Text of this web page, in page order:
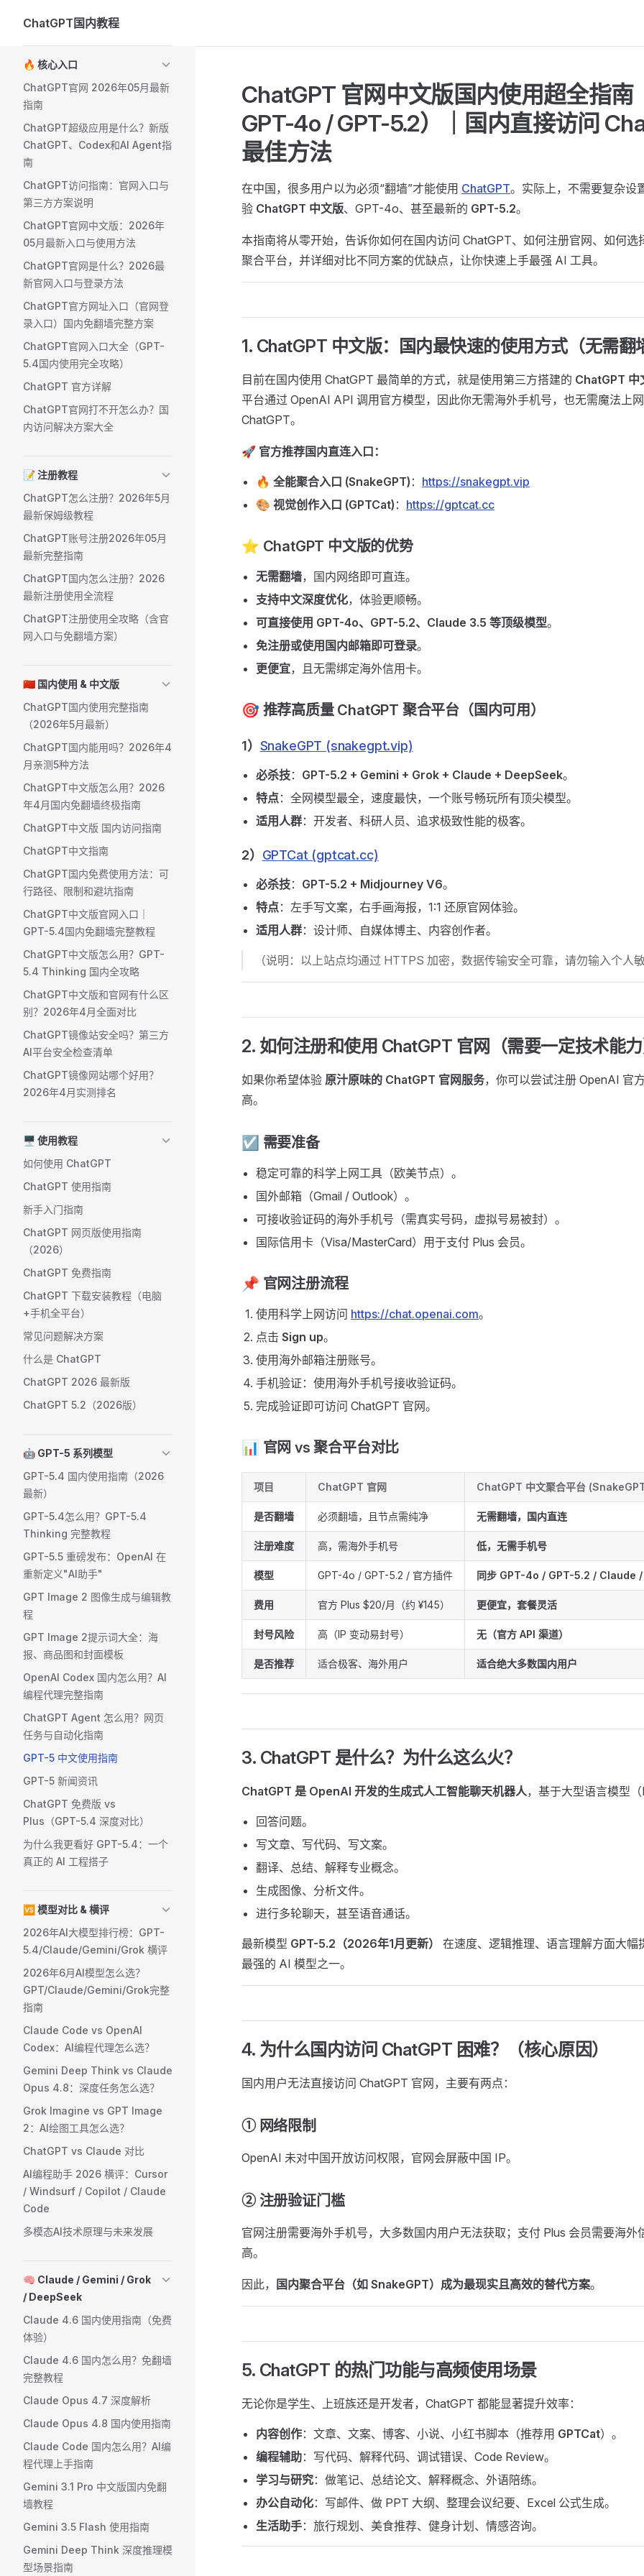
Skip to content
ChatGPT国内教程
🔥 核心入口
ChatGPT官网 2026年05月最新
指南
ChatGPT超级应用是什么？新版
ChatGPT、Codex和AI Agent指
南
ChatGPT访问指南：官网入口与
第三方方案说明
ChatGPT官网中文版：2026年
05月最新入口与使用方法
ChatGPT官网是什么？2026最
新官网入口与登录方法
ChatGPT官方网址入口（官网登
录入口）国内免翻墙完整方案
ChatGPT官网入口大全（GPT-
5.4国内使用完全攻略）
ChatGPT 官方详解
ChatGPT官网打不开怎么办？国
内访问解决方案大全
📝 注册教程
ChatGPT怎么注册？2026年5月
最新保姆级教程
ChatGPT账号注册2026年05月
最新完整指南
ChatGPT国内怎么注册？2026
最新注册使用全流程
ChatGPT注册使用全攻略（含官
网入口与免翻墙方案）
🇨🇳 国内使用 & 中文版
ChatGPT国内使用完整指南
（2026年5月最新）
ChatGPT国内能用吗？2026年4
月亲测5种方法
ChatGPT中文版怎么用？2026
年4月国内免翻墙终极指南
ChatGPT中文版 国内访问指南
ChatGPT中文指南
ChatGPT国内免费使用方法：可
行路径、限制和避坑指南
ChatGPT中文版官网入口｜
GPT-5.4国内免翻墙完整教程
ChatGPT中文版怎么用？GPT-
5.4 Thinking 国内全攻略
ChatGPT中文版和官网有什么区
别？2026年4月全面对比
ChatGPT镜像站安全吗？第三方
AI平台安全检查清单
ChatGPT镜像网站哪个好用？
2026年4月实测排名
🖥️ 使用教程
如何使用 ChatGPT
ChatGPT 使用指南
新手入门指南
ChatGPT 网页版使用指南
（2026）
ChatGPT 免费指南
ChatGPT 下载安装教程（电脑
+手机全平台）
常见问题解决方案
什么是 ChatGPT
ChatGPT 2026 最新版
ChatGPT 5.2（2026版）
🤖 GPT-5 系列模型
GPT-5.4 国内使用指南（2026
最新）
GPT-5.4怎么用？GPT-5.4
Thinking 完整教程
GPT-5.5 重磅发布：OpenAI 在
重新定义"AI助手"
GPT Image 2 图像生成与编辑教
程
GPT Image 2提示词大全：海
报、商品图和封面模板
OpenAI Codex 国内怎么用？AI
编程代理完整指南
ChatGPT Agent 怎么用？网页
任务与自动化指南
GPT-5 中文使用指南
GPT-5 新闻资讯
ChatGPT 免费版 vs
Plus（GPT-5.4 深度对比）
为什么我更看好 GPT-5.4：一个
真正的 AI 工程搭子
🆚 模型对比 & 横评
2026年AI大模型排行榜：GPT-
5.4/Claude/Gemini/Grok 横评
2026年6月AI模型怎么选？
GPT/Claude/Gemini/Grok完整
指南
Claude Code vs OpenAI
Codex：AI编程代理怎么选？
Gemini Deep Think vs Claude
Opus 4.8：深度任务怎么选？
Grok Imagine vs GPT Image
2：AI绘图工具怎么选？
ChatGPT vs Claude 对比
AI编程助手 2026 横评：Cursor
/ Windsurf / Copilot / Claude
Code
多模态AI技术原理与未来发展
🧠 Claude / Gemini / Grok
/ DeepSeek
Claude 4.6 国内使用指南（免费
体验）
Claude 4.6 国内怎么用？免翻墙
完整教程
Claude Opus 4.7 深度解析
Claude Opus 4.8 国内使用指南
Claude Code 国内怎么用？AI编
程代理上手指南
Gemini 3.1 Pro 中文版国内免翻
墙教程
Gemini 3.5 Flash 使用指南
Gemini Deep Think 深度推理模
型场景指南
ChatGPT 官网中文版国内使用超全指南
GPT-4o / GPT-5.2）｜国内直接访问
最佳方法
在中国，很多用户以为必须“翻墙”才能使用 ChatGPT。实际上，不需要复杂设
验 ChatGPT 中文版、GPT-4o、甚至最新的 GPT-5.2。
本指南将从零开始，告诉你如何在国内访问 ChatGPT、如何注册官网、如何选
聚合平台，并详细对比不同方案的优缺点，让你快速上手最强 AI 工具。
1. ChatGPT 中文版：国内最快速的使用方式（无需翻
目前在国内使用 ChatGPT 最简单的方式，就是使用第三方搭建的 ChatGPT 中
平台通过 OpenAI API 调用官方模型，因此你无需海外手机号，也无需魔法上
ChatGPT。
🚀 官方推荐国内直连入口：
🔥 全能聚合入口 (SnakeGPT) ： https://snakegpt.vip
🎨 视觉创作入口 (GPTCat) ： https://gptcat.cc
⭐ ChatGPT 中文版的优势
无需翻墙，国内网络即可直连。
支持中文深度优化，体验更顺畅。
可直接使用 GPT-4o、GPT-5.2、Claude 3.5 等顶级模型。
免注册或使用国内邮箱即可登录。
更便宜，且无需绑定海外信用卡。
🎯 推荐高质量 ChatGPT 聚合平台（国内可用）
1） SnakeGPT (snakegpt.vip)
必杀技： GPT-5.2 + Gemini + Grok + Claude + DeepSeek。
特点：全网模型最全，速度最快，一个账号畅玩所有顶尖模型。
适用人群：开发者、科研人员、追求极致性能的极客。
2） GPTCat (gptcat.cc)
必杀技： GPT-5.2 + Midjourney V6。
特点：左手写文案，右手画海报，1:1 还原官网体验。
适用人群：设计师、自媒体博主、内容创作者。
（说明：以上站点均通过 HTTPS 加密，数据传输安全可靠，请勿输入个人敏
2. 如何注册和使用 ChatGPT 官网（需要一定技术能力
如果你希望体验 原汁原味的 ChatGPT 官网服务，你可以尝试注册 OpenAI 官
高。
☑️ 需要准备
稳定可靠的科学上网工具（欧美节点）。
国外邮箱（Gmail / Outlook）。
可接收验证码的海外手机号（需真实号码，虚拟号易被封）。
国际信用卡（Visa/MasterCard）用于支付 Plus 会员。
📌 官网注册流程
使用科学上网访问 https://chat.openai.com。
点击 Sign up。
使用海外邮箱注册账号。
手机验证：使用海外手机号接收验证码。
完成验证即可访问 ChatGPT 官网。
📊 官网 vs 聚合平台对比
项目 ChatGPT 官网 ChatGPT 中文聚合平台
是否翻墙 必须翻墙，且节点需纯净 无需翻墙，国内直连
注册难度 高，需海外手机号 低，无需手机号
模型 GPT-4o / GPT-5.2 / 官方插件 同步 GPT-4o / GPT-5.2 / Claude
费用 官方 Plus $20/月（约 ¥145） 更便宜，套餐灵活
封号风险 高（IP 变动易封号） 无（官方 API 渠道）
是否推荐 适合极客、海外用户 适合绝大多数国内用户
3. ChatGPT 是什么？为什么这么火？
ChatGPT 是 OpenAI 开发的生成式人工智能聊天机器人，基于大型语言模型（
回答问题。
写文章、写代码、写文案。
翻译、总结、解释专业概念。
生成图像、分析文件。
进行多轮聊天，甚至语音通话。
最新模型 GPT-5.2（2026年1月更新）
在速度、逻辑推理、语言理解方面大幅
最强的 AI 模型之一。
4. 为什么国内访问 ChatGPT 困难？（核心原因）
国内用户无法直接访问 ChatGPT 官网，主要有两点：
① 网络限制
OpenAI 未对中国开放访问权限，官网会屏蔽中国 IP。
② 注册验证门槛
官网注册需要海外手机号，大多数国内用户无法获取；支付 Plus 会员需要海外
高。
因此， 国内聚合平台（如 SnakeGPT）成为最现实且高效的替代方案。
5. ChatGPT 的热门功能与高频使用场景
无论你是学生、上班族还是开发者，ChatGPT 都能显著提升效率：
内容创作：文章、文案、博客、小说、小红书脚本（推荐用 GPTCat）。
编程辅助：写代码、解释代码、调试错误、Code Review。
学习与研究：做笔记、总结论文、解释概念、外语陪练。
办公自动化：写邮件、做 PPT 大纲、整理会议纪要、Excel 公式生成。
生活助手：旅行规划、美食推荐、健身计划、情感咨询。